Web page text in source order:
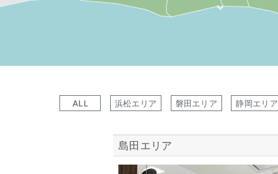
ALL 浜松エリア 磐田エリア 静岡エリア
島田エリア